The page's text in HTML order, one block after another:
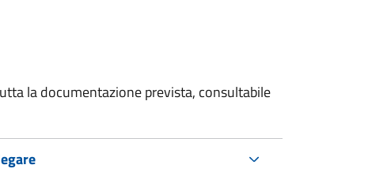
la documentazione prevista, consultabile